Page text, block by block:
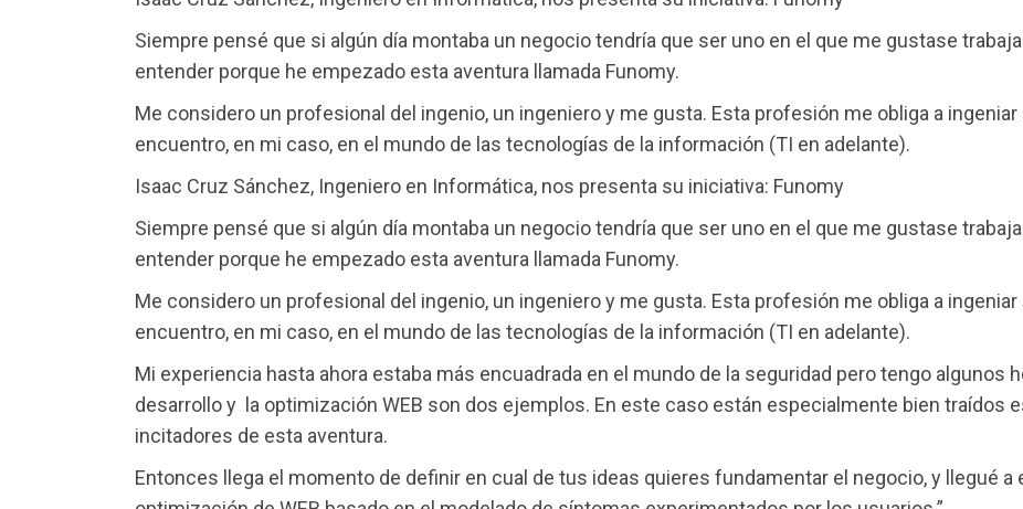
Siempre pensé que si algún día montaba un negocio tendría que ser uno en el que me gustase
entender porque he empezado esta aventura llamada Funomy.
Me considero un profesional del ingenio, un ingeniero y me gusta. Esta profesión me obliga a
encuentro, en mi caso, en el mundo de las tecnologías de la información (TI en adelante).
Isaac Cruz Sánchez, Ingeniero en Informática, nos presenta su iniciativa: Funomy
Siempre pensé que si algún día montaba un negocio tendría que ser uno en el que me gustase
entender porque he empezado esta aventura llamada Funomy.
Me considero un profesional del ingenio, un ingeniero y me gusta. Esta profesión me obliga a
encuentro, en mi caso, en el mundo de las tecnologías de la información (TI en adelante).
Mi experiencia hasta ahora estaba más encuadrada en el mundo de la seguridad pero tengo algunos
desarrollo y la optimización WEB son dos ejemplos. En este caso están especialmente bien traídos
incitadores de esta aventura.
Entonces llega el momento de definir en cual de tus ideas quieres fundamentar el negocio, y llegué a